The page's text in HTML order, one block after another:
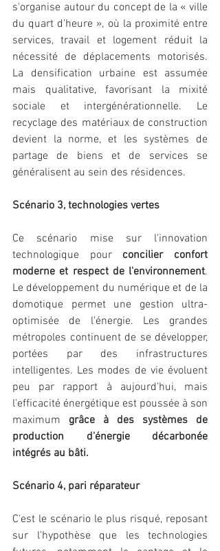
s'organise autour du concept de la « ville
du quart d'heure », où la proximité entre
services, travail et logement réduit la
nécessité de déplacements motorisés.
La densification urbaine est assumée
mais qualitative, favorisant la mixité
sociale et intergénérationnelle. Le
recyclage des matériaux de construction
devient la norme, et les systèmes de
partage de biens et de services se
généralisent au sein des résidences.
Scénario 3, technologies vertes
Ce scénario mise sur l'innovation
technologique pour concilier confort
moderne et respect de l'environnement.
Le développement du numérique et de la
domotique permet une gestion ultra-
optimisée de l'énergie. Les grandes
métropoles continuent de se développer,
portées par des infrastructures
intelligentes. Les modes de vie évoluent
peu par rapport à aujourd'hui, mais
l'efficacité énergétique est poussée à son
maximum grâce à des systèmes de
production d'énergie décarbonée
intégrés au bâti.
Scénario 4, pari réparateur
C'est le scénario le plus risqué, reposant
sur l'hypothèse que les technologies